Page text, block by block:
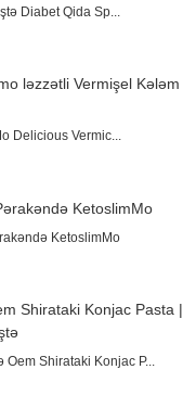
Diabet Qida Sp...
Delicious Vermic...
KetoslimMo
Oem Shirataki Konjac P...